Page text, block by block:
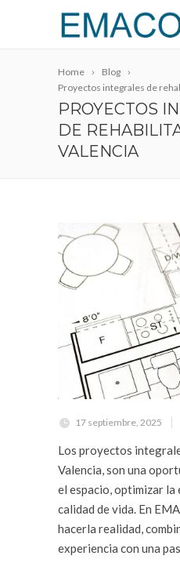
Home
Blog
Proyectos integrales de
PROYECTOS
DE
VALENCIA
17 septiembre, 2025
Los proyectos
Valencia, son una
el espacio, optimizar la
calidad de vida. En
hacerla realidad,
experiencia con una